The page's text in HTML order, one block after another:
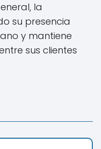
la
su presencia
y mantiene
sus clientes